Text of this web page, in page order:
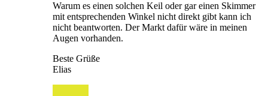
Warum es einen solchen Keil oder gar einen Skimmer
mit entsprechenden Winkel nicht direkt gibt kann ich
nicht beantworten. Der Markt dafür wäre in meinen
Augen vorhanden.
Beste Grüße
Elias